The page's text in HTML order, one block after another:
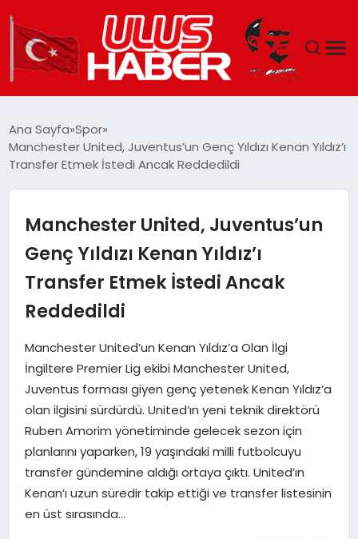
DÜNYA
TEKNOLOJI
MAGAZIN
SPOR
YAŞAM
Ana Sayfa Spor
Manchester United, Juventus’un Genç Yıldızı Kenan Yıldız’ı
Transfer Etmek İstedi Ancak Reddedildi
Manchester United, Juventus’un
Genç Yıldızı Kenan Yıldız’ı
Transfer Etmek İstedi Ancak
Reddedildi
Manchester United’un Kenan Yıldız’a Olan İlgi
İngiltere Premier Lig ekibi Manchester United,
Juventus forması giyen genç yetenek Kenan Yıldız’a
olan ilgisini sürdürdü. United’ın yeni teknik direktörü
Ruben Amorim yönetiminde gelecek sezon için
planlarını yaparken, 19 yaşındaki milli futbolcuyu
transfer gündemine aldığı ortaya çıktı. United’ın
Kenan’ı uzun süredir takip ettiği ve transfer listesinin
en üst sırasında…